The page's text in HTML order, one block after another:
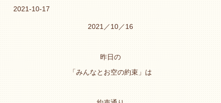
2021-10-17
2021／10／16
昨日の
「みんなとお空の約束」は